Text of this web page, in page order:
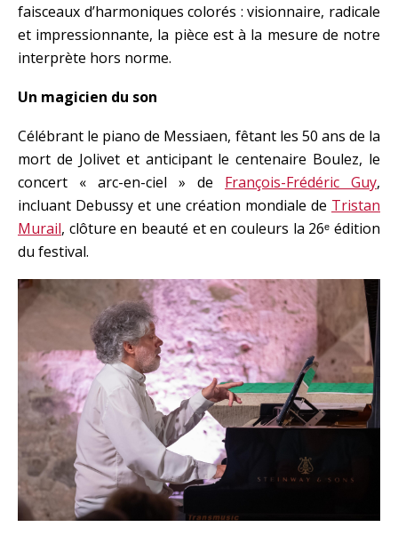
faisceaux d’harmoniques colorés : visionnaire, radicale
et impressionnante, la pièce est à la mesure de notre
interprète hors norme.
Un magicien du son
Célébrant le piano de Messiaen, fêtant les 50 ans de la
mort de Jolivet et anticipant le centenaire Boulez, le
concert « arc-en-ciel » de François-Frédéric Guy,
incluant Debussy et une création mondiale de Tristan
Murail, clôture en beauté et en couleurs la 26ᵉ édition
du festival.